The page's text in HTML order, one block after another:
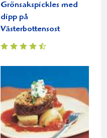
Grönsakspickles med
dipp på
Västerbottensost